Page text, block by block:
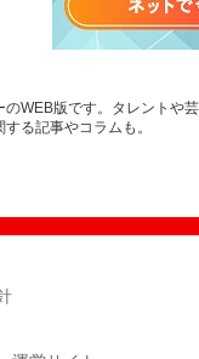
WEB版です。タレントや
る記事やコラムも。